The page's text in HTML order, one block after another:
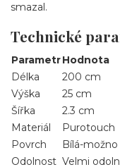
smazal.
Technické
ParametrHodnota
Délka
200 cm
Výška
25 cm
Šířka
2.3 cm
Materiál
Purotouch
Povrch
Bílá-
Odolnost Velmi